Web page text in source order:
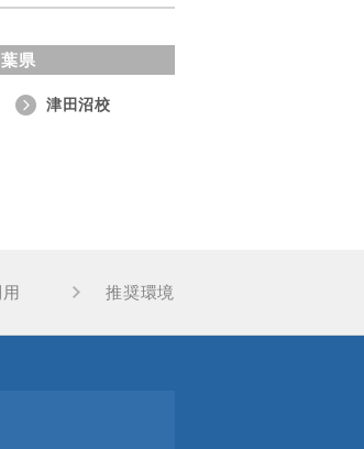
県
津田沼校
推奨環境